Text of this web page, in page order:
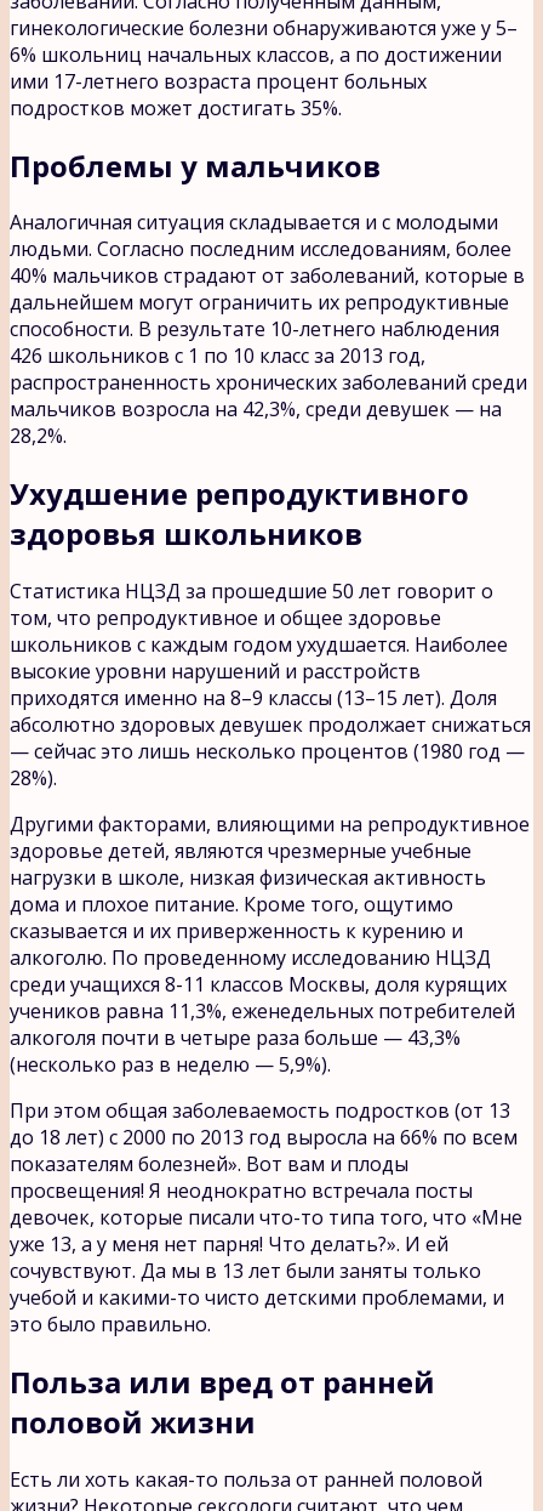
гинекологические болезни обнаруживаются уже у 5–
6% школьниц начальных классов, а по достижении
ими 17-летнего возраста процент больных
подростков может достигать 35%.
Проблемы у мальчиков
Аналогичная ситуация складывается и с молодыми
людьми. Согласно последним исследованиям, более
40% мальчиков страдают от заболеваний, которые в
дальнейшем могут ограничить их репродуктивные
способности. В результате 10-летнего наблюдения
426 школьников с 1 по 10 класс за 2013 год,
распространенность хронических заболеваний среди
мальчиков возросла на 42,3%, среди девушек — на
28,2%.
Ухудшение репродуктивного
здоровья школьников
Статистика НЦЗД за прошедшие 50 лет говорит о
том, что репродуктивное и общее здоровье
школьников с каждым годом ухудшается. Наиболее
высокие уровни нарушений и расстройств
приходятся именно на 8–9 классы (13–15 лет). Доля
абсолютно здоровых девушек продолжает снижаться
— сейчас это лишь несколько процентов (1980 год —
28%).
Другими факторами, влияющими на репродуктивное
здоровье детей, являются чрезмерные учебные
нагрузки в школе, низкая физическая активность
дома и плохое питание. Кроме того, ощутимо
сказывается и их приверженность к курению и
алкоголю. По проведенному исследованию НЦЗД
среди учащихся 8-11 классов Москвы, доля курящих
учеников равна 11,3%, еженедельных потребителей
алкоголя почти в четыре раза больше — 43,3%
(несколько раз в неделю — 5,9%).
При этом общая заболеваемость подростков (от 13
до 18 лет) с 2000 по 2013 год выросла на 66% по всем
показателям болезней». Вот вам и плоды
просвещения! Я неоднократно встречала посты
девочек, которые писали что-то типа того, что «Мне
уже 13, а у меня нет парня! Что делать?». И ей
сочувствуют. Да мы в 13 лет были заняты только
учебой и какими-то чисто детскими проблемами, и
это было правильно.
Польза или вред от ранней
половой жизни
Есть ли хоть какая-то польза от ранней половой